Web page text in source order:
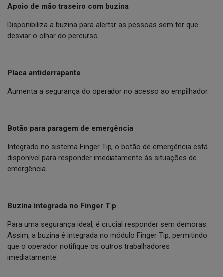
Apoio de mão traseiro com buzina
Disponibiliza a buzina para alertar as pessoas sem ter que
desviar o olhar do percurso.
Placa antiderrapante
Aumenta a segurança do operador no acesso ao empilhador.
Botão para paragem de emergência
Integrado no sistema Finger Tip, o botão de emergência está
disponível para responder imediatamente às situações de
emergência.
Buzina integrada no Finger Tip
Para uma segurança ideal, é crucial responder sem demoras.
Assim, a buzina é integrada no módulo Finger Tip, permitindo
que o operador notifique os outros trabalhadores
imediatamente.